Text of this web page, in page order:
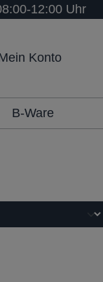
12:00 Uhr
Konto
B-Ware